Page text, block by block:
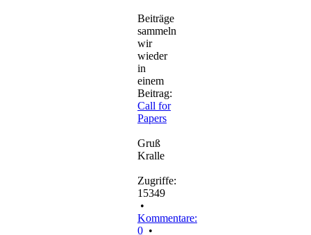
Beiträge
sammeln
wir
wieder
in
einem
Beitrag:
Call for
Papers
Gruß
Kralle
Zugriffe:
15349
•
Kommentare:
0 •